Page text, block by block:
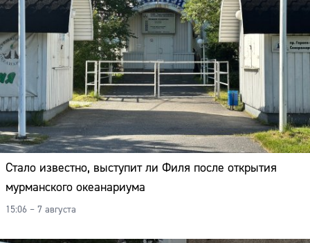
Стало известно, выступит ли Филя после открытия
мурманского океанариума
15:06 – 7 августа